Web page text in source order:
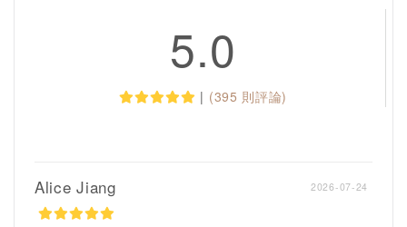
純棉特製專屬LOGO哺乳衣及寶寶衣物
奶瓶消毒鍋
5.0
| (395 則評論)
Alice Jiang 2026-07-24